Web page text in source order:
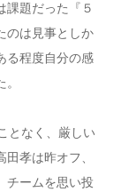
課題だった『５
のは見事としか
る程度自分の感
となく、厳しい
孝は昨オフ、
チームを思い投